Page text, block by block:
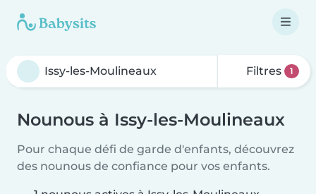
Filtres 1
Nounous à Issy-les-Moulineaux
Pour chaque défi de garde d'enfants, découvrez
des nounous de confiance pour vos enfants.